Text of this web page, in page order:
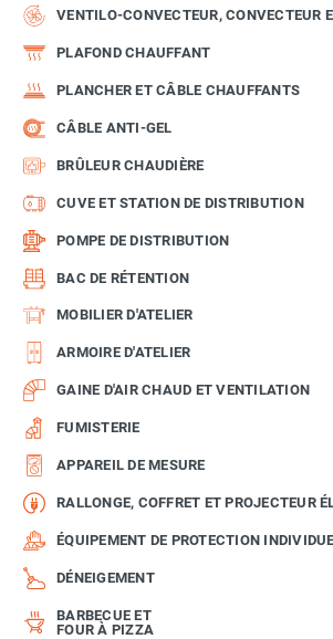
VENTILO-CONVECTEUR, CONVECTEUR
PLAFOND CHAUFFANT
PLANCHER ET CÂBLE CHAUFFANTS
CÂBLE ANTI-GEL
BRÛLEUR CHAUDIÈRE
CUVE ET STATION DE DISTRIBUTION
POMPE DE DISTRIBUTION
BAC DE RÉTENTION
MOBILIER D'ATELIER
ARMOIRE D'ATELIER
GAINE D'AIR CHAUD ET VENTILATION
FUMISTERIE
APPAREIL DE MESURE
RALLONGE, COFFRET ET PROJECTEUR
ÉQUIPEMENT DE PROTECTION
DÉNEIGEMENT
BARBECUE ET
FOUR À PIZZA